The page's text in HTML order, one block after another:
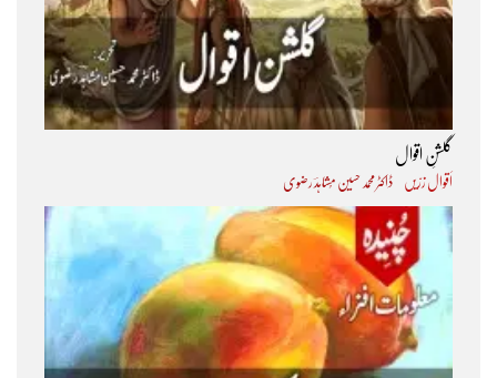
گلشنِ اقوال
اَقوال زرّیں ڈاکٹر محمد حسین مُشاہدؔ رضوی